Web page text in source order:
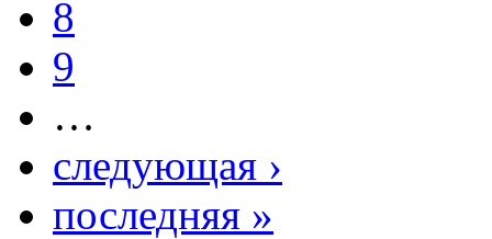
8
9
…
следующая ›
последняя »